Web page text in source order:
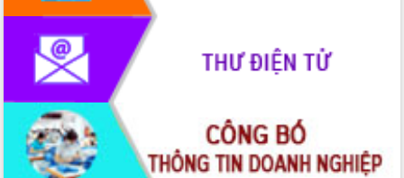
Lễ truy điệu và an táng hài cốt liệt sĩ
tại Nghĩa trang Liệt sĩ xã Sơn Hòa
Bàn giải pháp tháo gỡ khó khăn trong
xuất khẩu sầu riêng và triển khai quy
Thứ trưởng Bộ Nông nghiệp và Môi
trường Nguyễn Hoàng Hiệp khảo sát
vùng trồng và doanh nghiệp đóng gói
sầu riêng tại Đắk Lắk